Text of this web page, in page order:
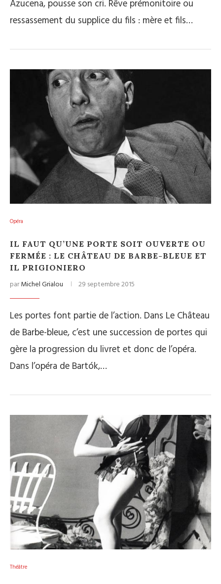
Azucena, pousse son cri. Rêve prémonitoire ou
ressassement du supplice du fils : mère et fils…
Opéra
IL FAUT QU’UNE PORTE SOIT OUVERTE OU
FERMÉE : LE CHÂTEAU DE BARBE-BLEUE ET
IL PRIGIONIERO
parMichel Grialou 29 septembre 2015
Les portes font partie de l’action. Dans Le Château
de Barbe-bleue, c’est une succession de portes qui
gère la progression du livret et donc de l’opéra.
Dans l’opéra de Bartók,…
Théâtre